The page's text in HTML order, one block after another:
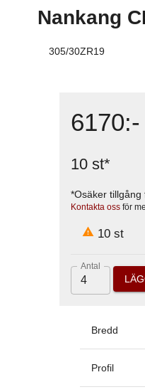
Nankang
305/30ZR19
6170:-
10 st*
*Osäker tillgång
Kontakta oss för
10st
Antal
Bredd
Profil